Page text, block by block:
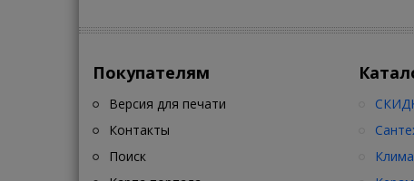
Покупателям
Версия для печати
Контакты
Поиск